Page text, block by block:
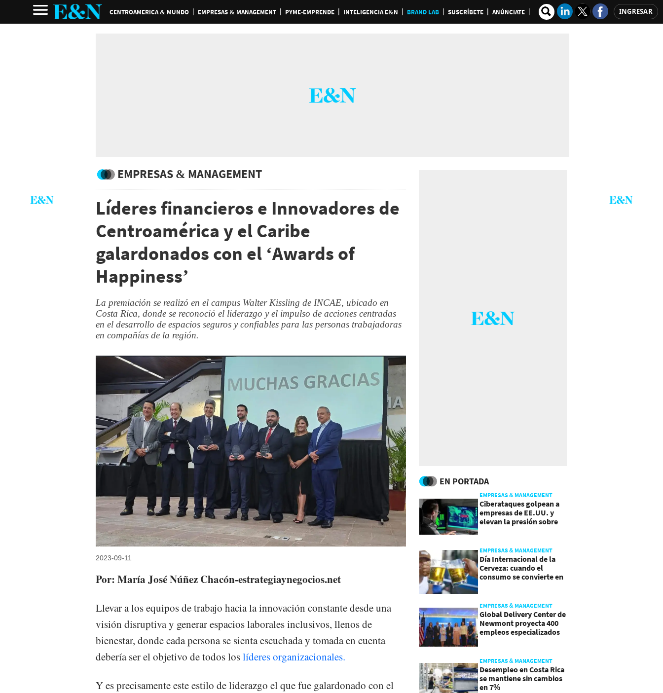
CENTROAMERICA & MUNDO EMPRESAS & MANAGEMENT PYME-EMPRENDE INTELIGENCIA E&N BRAND LAB SUSCRÍBETE ANÚNCIATE INGRESAR
EMPRESAS & MANAGEMENT
Líderes financieros e Innovadores de
Centroamérica y el Caribe
galardonados con el ‘Awards of
Happiness’
La premiación se realizó en el campus Walter Kissling de INCAE, ubicado en
Costa Rica, donde se reconoció el liderazgo y el impulso de acciones centradas
en el desarrollo de espacios seguros y confiables para las personas trabajadoras
en compañías de la región.
2023-09-11
Por: María José Núñez Chacón-estrategiaynegocios.net
Llevar a los equipos de trabajo hacia la innovación constante desde una
visión disruptiva y generar espacios laborales inclusivos, llenos de
bienestar, donde cada persona se sienta escuchada y tomada en cuenta
debería ser el objetivo de todos loslíderes organizacionales.
Y es precisamente este estilo de liderazgo el que fue galardonado con el
EN PORTADA
EMPRESAS & MANAGEMENT
Ciberataques golpean a
empresas de EE.UU. y
elevan la presión sobre
EMPRESAS & MANAGEMENT
Día Internacional de la
Cerveza: cuando el
consumo se convierte en
EMPRESAS & MANAGEMENT
Global Delivery Center de
Newmont proyecta 400
empleos especializados
EMPRESAS & MANAGEMENT
Desempleo en Costa Rica
se mantiene sin cambios
en 7%